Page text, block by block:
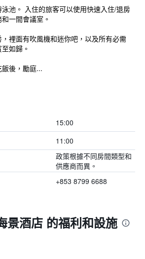
池。 入住的旅客可以使用快速入住/退房
一間會議室。
裡面有吹風機和迷你吧，以及所有必需
如歸。
後，勵庭...
15:00
11:00
政策根據不同房間類型和
供應商而異。
+853 8799 6688
景酒店 的福利和設施